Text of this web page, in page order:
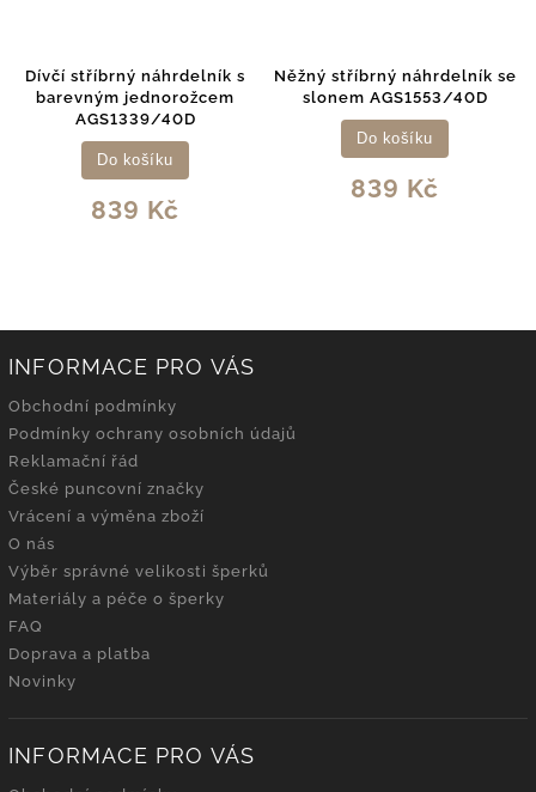
Dívčí stříbrný náhrdelník s
barevným jednorožcem
AGS1339/40D
839 Kč
Do košíku
Něžný stříbrný náhrdelník se
slonem AGS1553/40D
839 Kč
Do košíku
INFORMACE PRO VÁS
Obchodní podmínky
Podmínky ochrany osobních údajů
Reklamační řád
České puncovní značky
Vrácení a výměna zboží
O nás
Výběr správné velikosti šperků
Materiály a péče o šperky
FAQ
Doprava a platba
Novinky
INFORMACE PRO VÁS